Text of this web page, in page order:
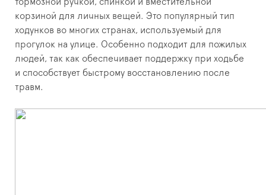
тормозной ручкой, спинкой и вместительной
корзиной для личных вещей. Это популярный тип
ходунков во многих странах, используемый для
прогулок на улице. Особенно подходит для пожилых
людей, так как обеспечивает поддержку при ходьбе
и способствует быстрому восстановлению после
травм.